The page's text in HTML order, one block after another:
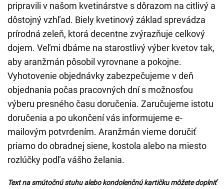
pripravili v našom kvetinárstve s dôrazom na citlivý a
dôstojný vzhľad. Biely kvetinový základ sprevádza
prírodná zeleň, ktorá decentne zvýrazňuje celkový
dojem. Veľmi dbáme na starostlivý výber kvetov tak,
aby aranžmán pôsobil vyrovnane a pokojne.
Vyhotovenie objednávky zabezpečujeme v deň
objednania počas pracovných dní s možnosťou
výberu presného času doručenia. Zaručujeme istotu
doručenia a po ukončení vás informujeme e-
mailovým potvrdením. Aranžmán vieme doručiť
priamo do obradnej siene, kostola alebo na miesto
rozlúčky podľa vášho želania.
Text na smútočnú stuhu alebo kondolenčnú kartičku môžete doplniť